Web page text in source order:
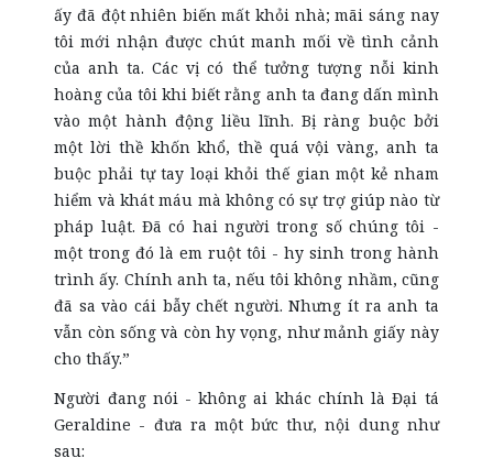
ấy đã đột nhiên biến mất khỏi nhà; mãi sáng nay
tôi mới nhận được chút manh mối về tình cảnh
của anh ta. Các vị có thể tưởng tượng nỗi kinh
hoàng của tôi khi biết rằng anh ta đang dấn mình
vào một hành động liều lĩnh. Bị ràng buộc bởi
một lời thề khốn khổ, thề quá vội vàng, anh ta
buộc phải tự tay loại khỏi thế gian một kẻ nham
hiểm và khát máu mà không có sự trợ giúp nào từ
pháp luật. Đã có hai người trong số chúng tôi -
một trong đó là em ruột tôi - hy sinh trong hành
trình ấy. Chính anh ta, nếu tôi không nhầm, cũng
đã sa vào cái bẫy chết người. Nhưng ít ra anh ta
vẫn còn sống và còn hy vọng, như mảnh giấy này
cho thấy.”
Người đang nói - không ai khác chính là Đại tá
Geraldine - đưa ra một bức thư, nội dung như
sau: